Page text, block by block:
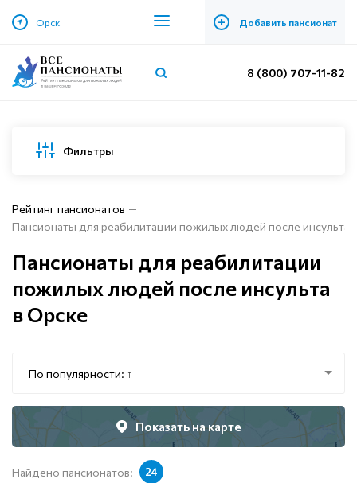
Орск + Добавить пансионат
8 (800) 707-11-82
Фильтры
Рейтинг пансионатов
Пансионаты для реабилитации пожилых людей после инсульта
Пансионаты для реабилитации
пожилых людей после инсульта
в Орске
По популярности: ↑
Показать на карте
Найдено пансионатов: 24